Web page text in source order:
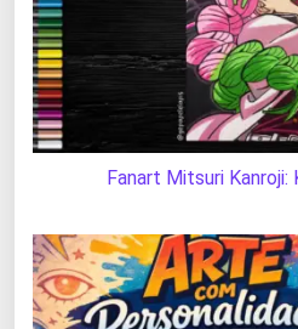
Fanart Mitsuri Kanroji: